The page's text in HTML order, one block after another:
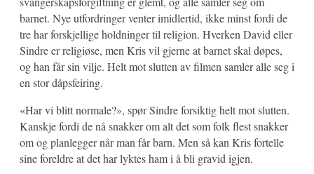
barnet. Nye utfordringer venter imidlertid, ikke minst fordi de
tre har forskjellige holdninger til religion. Hverken David eller
Sindre er religiøse, men Kris vil gjerne at barnet skal døpes,
og han får sin vilje. Helt mot slutten av filmen samler alle seg i
en stor dåpsfeiring.
«Har vi blitt normale?», spør Sindre forsiktig helt mot slutten.
Kanskje fordi de nå snakker om alt det som folk flest snakker
om og planlegger når man får barn. Men så kan Kris fortelle
sine foreldre at det har lyktes ham i å bli gravid igjen.